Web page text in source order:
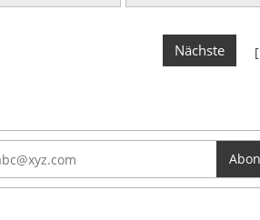
[
Nächste